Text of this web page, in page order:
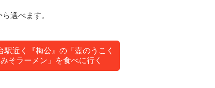
選べます。
駅近く『梅公』の「壺のうこく
みそラーメン」を食べに行く